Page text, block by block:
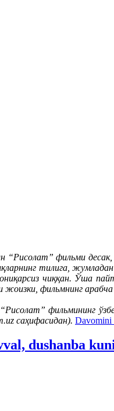
фильми десак,
тилига,
чиққан. Ўша
жоизки, фильмнинг
фильмининг
саҳифасидан). Davomini
dushanba